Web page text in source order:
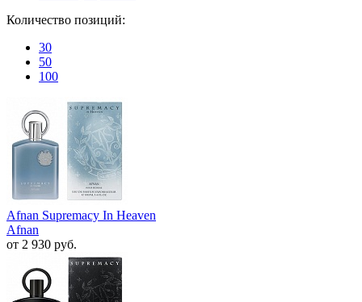
Количество позиций:
30
50
100
Afnan Supremacy In Heaven
Afnan
от 2 930 руб.